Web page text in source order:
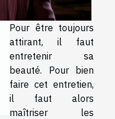
Pour être toujours
attirant, il faut
entretenir sa
beauté. Pour bien
faire cet entretien,
il faut alors
maîtriser les